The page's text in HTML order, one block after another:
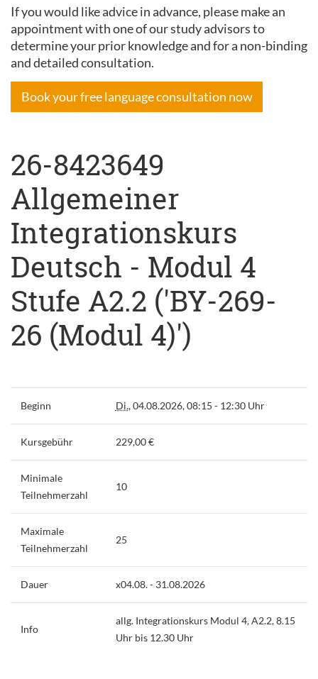
If you would like advice in advance, please make an
appointment with one of our study advisors to
determine your prior knowledge and for a non-binding
and detailed consultation.
Book your free language consultation now
26-8423649
Allgemeiner
Integrationskurs
Deutsch - Modul 4
Stufe A2.2 ('BY-269-
26 (Modul 4)')
Beginn Di., 04.08.2026, 08:15 - 12:30 Uhr
Kursgebühr 229,00 €
Minimale
Teilnehmerzahl
10
Maximale
Teilnehmerzahl
25
Dauer x04.08. - 31.08.2026
Info
allg. Integrationskurs Modul 4, A2.2, 8.15
Uhr bis 12.30 Uhr